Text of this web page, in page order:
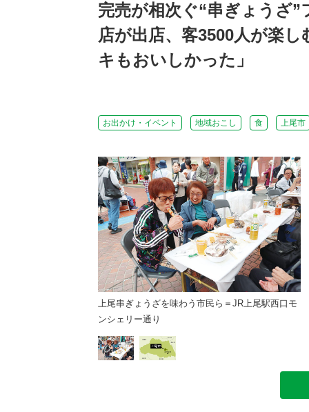
完売が相次ぐ“串ぎょうざ
店が出店、客3500人が楽
キもおいしかった」
お出かけ・イベント 地域おこし 食 上尾市
上尾串ぎょうざを味わう市民ら＝JR上尾駅西口モ
ンシェリー通り